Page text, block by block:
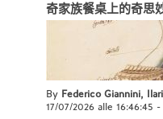
奇家族餐桌上的奇思
By Federico Giannini,
17/07/2026 alle 16:46:45 -